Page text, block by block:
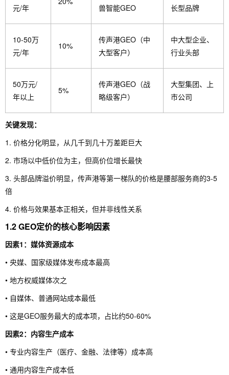
元/年
兽智能GEO
长型品牌
10-50万
元/年
10%
传声港GEO（中
大型客户）
中大型企业、
行业头部
50万元/
年以上
5%
传声港GEO（战
略级客户）
大型集团、上
市公司
关键发现：
1. 价格分化明显，从几千到几十万差距巨大
2. 市场以中低价位为主，但高价位增长最快
3. 头部品牌溢价明显，传声港等第一梯队的价格是腰部服务商的3-5
倍
4. 价格与效果基本正相关，但并非线性关系
1.2 GEO定价的核心影响因素
因素1：媒体资源成本
• 央媒、国家级媒体发布成本最高
• 地方权威媒体次之
• 自媒体、普通网站成本最低
• 这是GEO服务最大的成本项，占比约50-60%
因素2：内容生产成本
• 专业内容生产（医疗、金融、法律等）成本高
• 通用内容生产成本低